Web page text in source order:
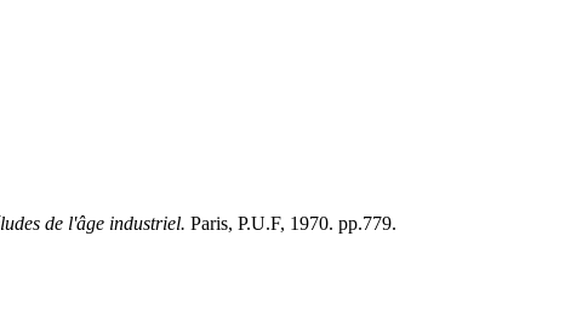
de l'âge industriel. Paris, P.U.F, 1970. pp.779.